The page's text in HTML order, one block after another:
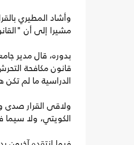
مشيرا إلى أن
بدوره، قال مدير
قانون مكافحة
الدراسية ما لم
ولاقى القرار صدى
الكويتي، ولا